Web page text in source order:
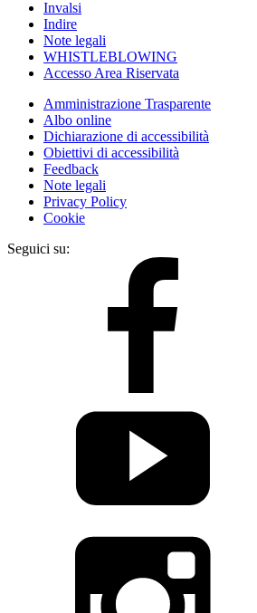
Invalsi
Indire
Note legali
WHISTLEBLOWING
Accesso Area Riservata
Amministrazione Trasparente
Albo online
Dichiarazione di accessibilità
Obiettivi di accessibilità
Feedback
Note legali
Privacy Policy
Cookie
Seguici su: